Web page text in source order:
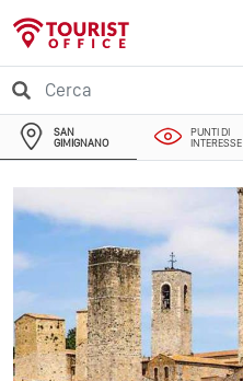
SAN
GIMIGNANO
PUNTI DI
INTERESSE